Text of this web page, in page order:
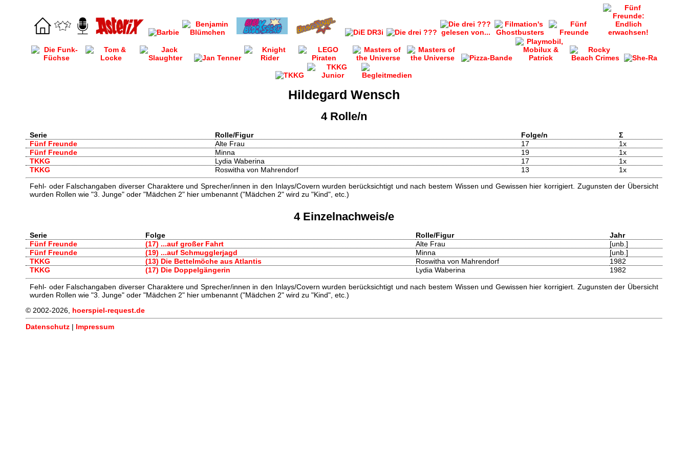
Hildegard Wensch
4 Rolle/n
Serie Rolle/Figur Folge/n
Σ
Fünf Freunde
Alte Frau 17
1x
Fünf Freunde
Minna 19
1x
TKKG
Lydia Waberina 17
1x
TKKG
Roswitha von Mahrendorf 13 1x
Fehl- oder Falschangaben diverser Charaktere und Sprecher/innen in den Inlays/Covern wurden berücksichtigt und nach bestem Wissen und Gewissen hier korrigiert. Zugunsten der Übersicht
wurden Rollen wie "3. Junge" oder "Mädchen 2" hier umbenannt ("Mädchen 2" wird zu "Kind", etc.)
4 Einzelnachweis/e
Serie Folge Rolle/Figur
Jahr
Fünf Freunde
(17) ...auf großer Fahrt Alte Frau
[unb.]
Fünf Freunde
(19) ...auf Schmugglerjagd Minna
[unb.]
TKKG
(13) Die Bettelmöche aus Atlantis Roswitha von Mahrendorf
1982
TKKG
(17) Die Doppelgängerin Lydia Waberina 1982
Fehl- oder Falschangaben diverser Charaktere und Sprecher/innen in den Inlays/Covern wurden berücksichtigt und nach bestem Wissen und Gewissen hier korrigiert. Zugunsten der Übersicht
wurden Rollen wie "3. Junge" oder "Mädchen 2" hier umbenannt ("Mädchen 2" wird zu "Kind", etc.)
© 2002-2026, hoerspiel-request.de
Datenschutz | Impressum